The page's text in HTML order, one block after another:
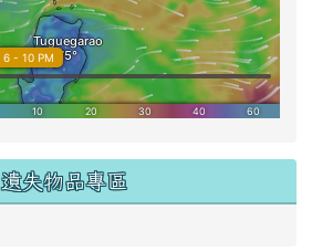
遺失物品專區